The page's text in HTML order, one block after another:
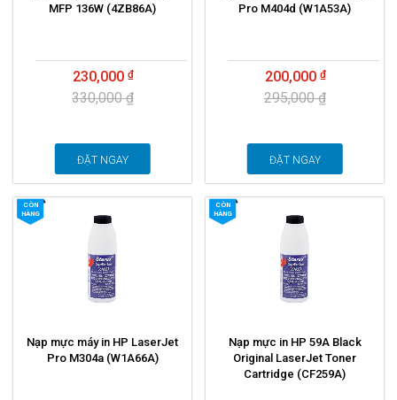
MFP 136W (4ZB86A)
230,000
330,000 ₫
ĐẶT NGAY
Pro M404d (W1A53A)
200,000
295,000 ₫
ĐẶT NGAY
CÒN
HÀNG
Nạp mực máy in HP LaserJet
Pro M304a (W1A66A)
CÒN
HÀNG
Nạp mực in HP 59A Black
Original LaserJet Toner
Cartridge (CF259A)